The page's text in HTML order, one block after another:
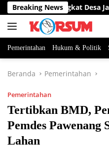
Langsung
ke
konten
Breaking News
Perangkat Desa
Pemerintahan Hukum & Politik
Beranda Pemerintahan
Pemerintahan
Tertibkan BMD,
Pemdes Pawenang
Lahan